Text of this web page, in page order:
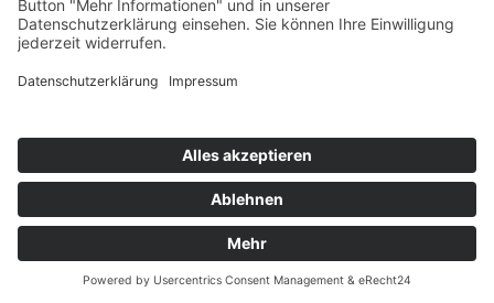
© 2026 Talentscout Consulting GmbH
Sitemap
Terminvereinbaren